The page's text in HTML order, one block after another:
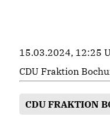
15.03.2024, 12:25
CDU Fraktion
CDU FRAKTION